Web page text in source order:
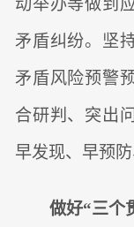
动举办等做到
矛盾纠纷。坚
矛盾风险预警
合研判、突出
早发现、早预防
做好“三个